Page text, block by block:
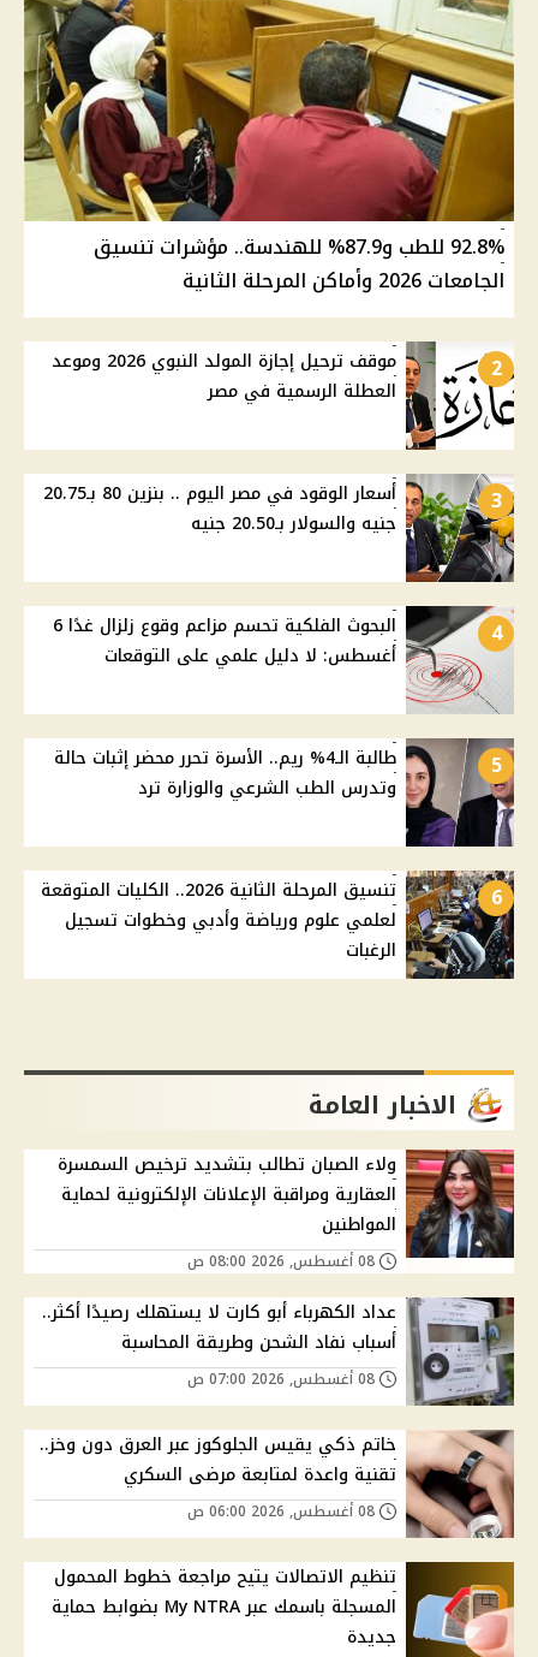
92.8% للطب و87.9% للهندسة.. مؤشرات تنسيق
الجامعات 2026 وأماكن المرحلة الثانية
2
موقف ترحيل إجازة المولد النبوي 2026 وموعد
العطلة الرسمية في مصر
3
أسعار الوقود في مصر اليوم .. بنزين 80 بـ20.75
جنيه والسولار بـ20.50 جنيه
4
البحوث الفلكية تحسم مزاعم وقوع زلزال غدًا 6
أغسطس: لا دليل علمي على التوقعات
5
طالبة الـ4% ريم.. الأسرة تحرر محضر إثبات حالة
وتدرس الطب الشرعي والوزارة ترد
6
تنسيق المرحلة الثانية 2026.. الكليات المتوقعة
لعلمي علوم ورياضة وأدبي وخطوات تسجيل
الرغبات
الاخبار العامة
ولاء الصبان تطالب بتشديد ترخيص السمسرة
العقارية ومراقبة الإعلانات الإلكترونية لحماية
المواطنين
عداد الكهرباء أبو كارت لا يستهلك رصيدًا أكثر..
أسباب نفاد الشحن وطريقة المحاسبة
خاتم ذكي يقيس الجلوكوز عبر العرق دون وخز..
تقنية واعدة لمتابعة مرضى السكري
تنظيم الاتصالات يتيح مراجعة خطوط المحمول
المسجلة باسمك عبر My NTRA بضوابط حماية
جديدة